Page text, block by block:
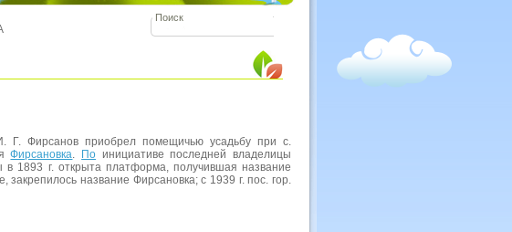
Г. Фирсанов приобрел помещичью усадьбу при с.
Фирсановка. По инициативе последней владелицы
1893 г. открыта платформа, получившая название
название Фирсановка; с 1939 г. пос. гор.